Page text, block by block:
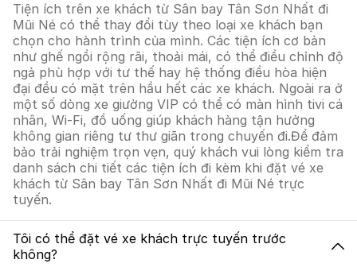
Tiện ích trên xe khách từ Sân bay Tân Sơn Nhất đi
Mũi Né có thể thay đổi tùy theo loại xe khách bạn
chọn cho hành trình của mình. Các tiện ích cơ bản
như ghế ngồi rộng rãi, thoải mái, có thể điều chỉnh độ
ngả phù hợp với tư thế hay hệ thống điều hòa hiện
đại đều có mặt trên hầu hết các xe khách. Ngoài ra ở
một số dòng xe giường VIP có thể có màn hình tivi cá
nhân, Wi-Fi, đồ uống giúp khách hàng tận hưởng
không gian riêng tư thư giãn trong chuyến đi.Để đảm
bảo trải nghiệm trọn vẹn, quý khách vui lòng kiểm tra
danh sách chi tiết các tiện ích đi kèm khi đặt vé xe
khách từ Sân bay Tân Sơn Nhất đi Mũi Né trực
tuyến.
Tôi có thể đặt vé xe khách trực tuyến trước
không?